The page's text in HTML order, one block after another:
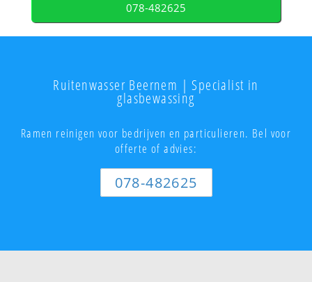
078-482625
Ruitenwasser Beernem | Specialist in
glasbewassing
Ramen reinigen voor bedrijven en particulieren. Bel voor
offerte of advies:
078-482625